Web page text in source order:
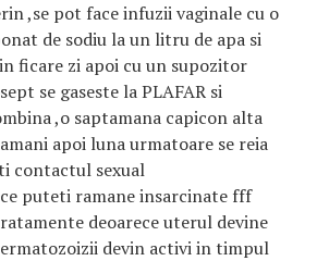
,se pot face infuzii vaginale cu o
de sodiu la un litru de apa si
ficare zi apoi cu un supozitor
se gaseste la PLAFAR si
,o saptamana capicon alta
apoi luna urmatoare se reia
contactul sexual
puteti ramane insarcinate fff
deoarece uterul devine
devin activi in timpul